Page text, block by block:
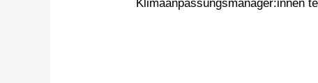
Klimaanpassungsmanager:innen